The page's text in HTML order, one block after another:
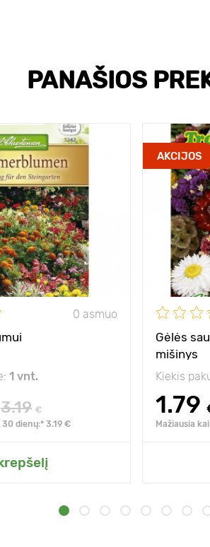
PANAŠIOS
0 asmuo
1 vnt.
3.19 €
30 dienų:* 3.19 €
AKCIJOS
Gėlės
mišinys
Kiekis
1.79
Mažiausia